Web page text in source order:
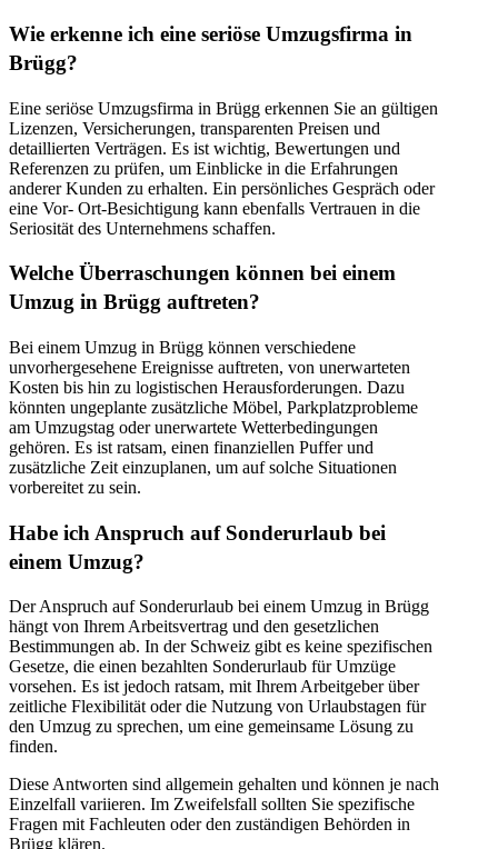
Wie erkenne ich eine seriöse Umzugsfirma in
Brügg?
Eine seriöse Umzugsfirma in Brügg erkennen Sie an gültigen
Lizenzen, Versicherungen, transparenten Preisen und
detaillierten Verträgen. Es ist wichtig, Bewertungen und
Referenzen zu prüfen, um Einblicke in die Erfahrungen
anderer Kunden zu erhalten. Ein persönliches Gespräch oder
eine Vor- Ort-Besichtigung kann ebenfalls Vertrauen in die
Seriosität des Unternehmens schaffen.
Welche Überraschungen können bei einem
Umzug in Brügg auftreten?
Bei einem Umzug in Brügg können verschiedene
unvorhergesehene Ereignisse auftreten, von unerwarteten
Kosten bis hin zu logistischen Herausforderungen. Dazu
könnten ungeplante zusätzliche Möbel, Parkplatzprobleme
am Umzugstag oder unerwartete Wetterbedingungen
gehören. Es ist ratsam, einen finanziellen Puffer und
zusätzliche Zeit einzuplanen, um auf solche Situationen
vorbereitet zu sein.
Habe ich Anspruch auf Sonderurlaub bei
einem Umzug?
Der Anspruch auf Sonderurlaub bei einem Umzug in Brügg
hängt von Ihrem Arbeitsvertrag und den gesetzlichen
Bestimmungen ab. In der Schweiz gibt es keine spezifischen
Gesetze, die einen bezahlten Sonderurlaub für Umzüge
vorsehen. Es ist jedoch ratsam, mit Ihrem Arbeitgeber über
zeitliche Flexibilität oder die Nutzung von Urlaubstagen für
den Umzug zu sprechen, um eine gemeinsame Lösung zu
finden.
Diese Antworten sind allgemein gehalten und können je nach
Einzelfall variieren. Im Zweifelsfall sollten Sie spezifische
Fragen mit Fachleuten oder den zuständigen Behörden in
Brügg klären.